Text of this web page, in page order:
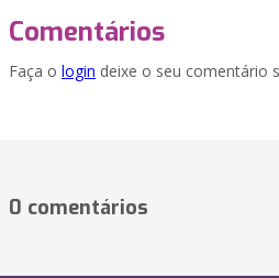
Comentários
Faça o login deixe o seu comentário
0 comentários